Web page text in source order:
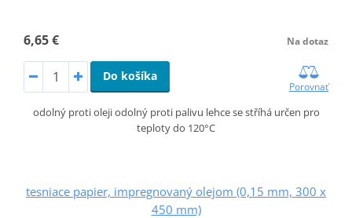
6,65 € Na dotaz
Do košíka
Porovnať
odolný proti oleji odolný proti palivu lehce se stříhá určen pro
teploty do 120°C
tesniace papier, impregnovaný olejom (0,15 mm, 300 x
450 mm)